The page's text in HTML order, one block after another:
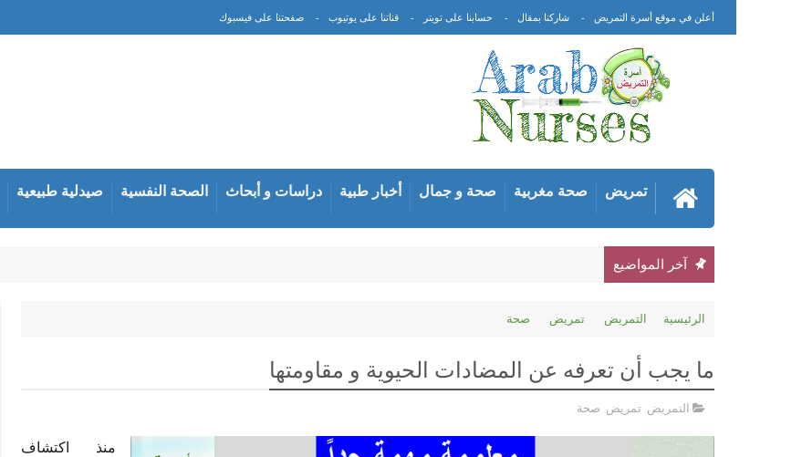
أعلن في موقع أسرة التمريض شاركنا بمقال حسابنا على تويتر قناتنا على يوتيوب صفحتنا على فيسبوك
تمريض صحة مغربية صحة و جمال أخبار طبية دراسات و أبحاث الصحة النفسية صيدلية طبيعية
آخر المواضيع
الرئيسية التمريض تمريض صحة
ما يجب أن تعرفه عن المضادات الحيوية و مقاومتها
التمريض تمريض صحة
منذ اكتشاف